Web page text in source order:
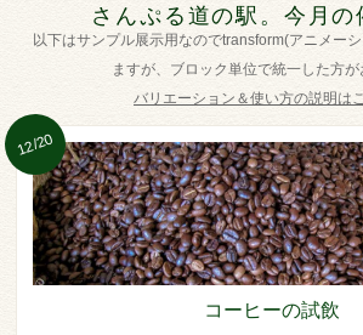
さんぷる道の駅。今月の
以下はサンプル展示用なのでtransform(アニメー
ますが、ブロック単位で統一した方が
バリエーション＆使い方の説明はこ
コーヒーの試飲
12/20